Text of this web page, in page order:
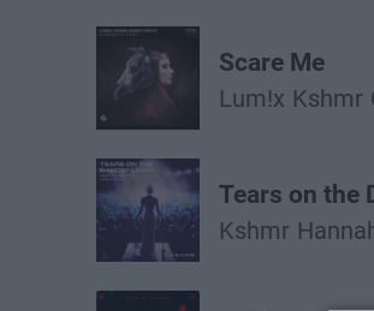
Scare Me
Lum!x Kshmr
Tears on the
Kshmr